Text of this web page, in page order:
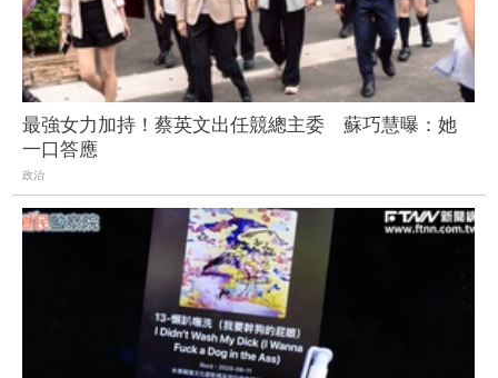
最強女力加持！蔡英文出任競總主委 蘇巧慧曝：她
一口答應
政治